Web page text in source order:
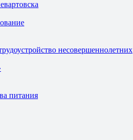
несовершеннолетних
питания